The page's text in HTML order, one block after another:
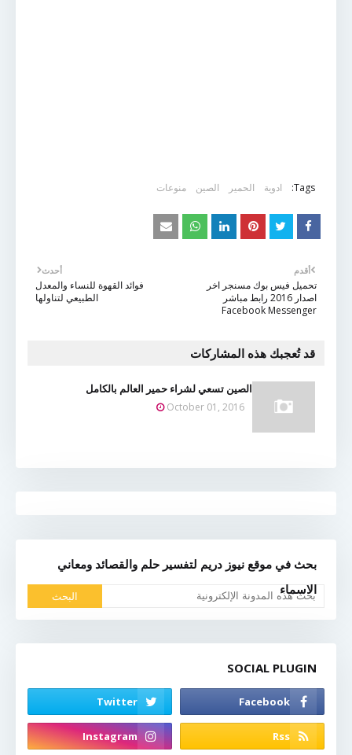
Tags: ادوية الحمير الصين منوعات
أحدث
فوائد القهوة للنساء والمعدل
الطبيعي لتناولها
أقدم
تحميل فيس بوك مسنجر اخر
اصدار 2016 رابط مباشر
Facebook Messenger
قد تُعجبك هذه المشاركات
الصين تسعي لشراء حمير العالم بالكامل
October 01, 2016
بحث في موقع نيوز دريم لتفسير حلم والقصائد ومعاني
الاسماء
SOCIAL PLUGIN